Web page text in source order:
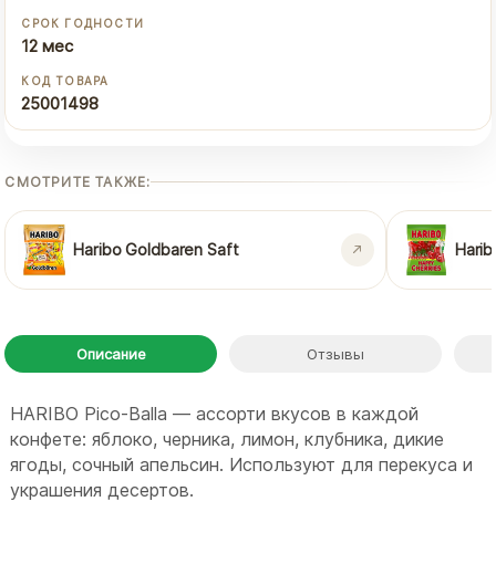
СРОК ГОДНОСТИ
12 мес
КОД ТОВАРА
25001498
СМОТРИТЕ ТАКЖЕ:
Haribo Goldbaren Saft
Описание Отзывы
HARIBO Pico-Balla — ассорти вкусов в каждой
конфете: яблоко, черника, лимон, клубника, дикие
ягоды, сочный апельсин. Используют для перекуса и
украшения десертов.